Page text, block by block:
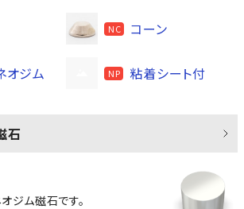
NC コーン
オジム NP 粘着シート付
石
ジム磁石です。